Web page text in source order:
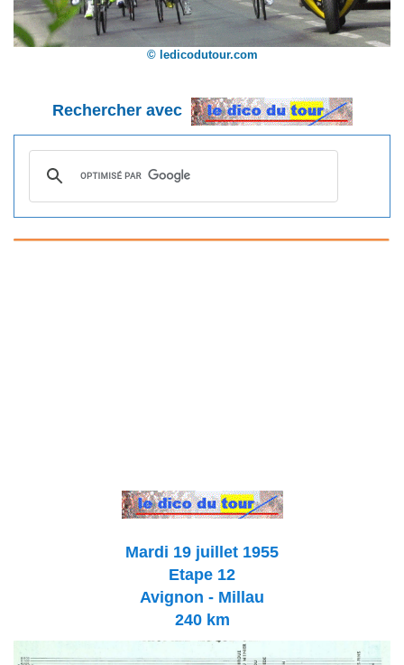
© ledicodutour.com
Rechercher avec
Mardi 19 juillet 1955
Etape 12
Avignon - Millau
240 km